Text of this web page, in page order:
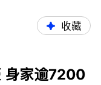
收藏
身家逾7200